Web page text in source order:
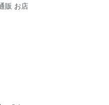
販 お店